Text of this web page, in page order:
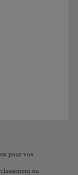
pour vos
ou